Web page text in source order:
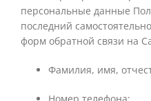
персональные данные
последний
форм обратной связи на
Фамилия, имя,